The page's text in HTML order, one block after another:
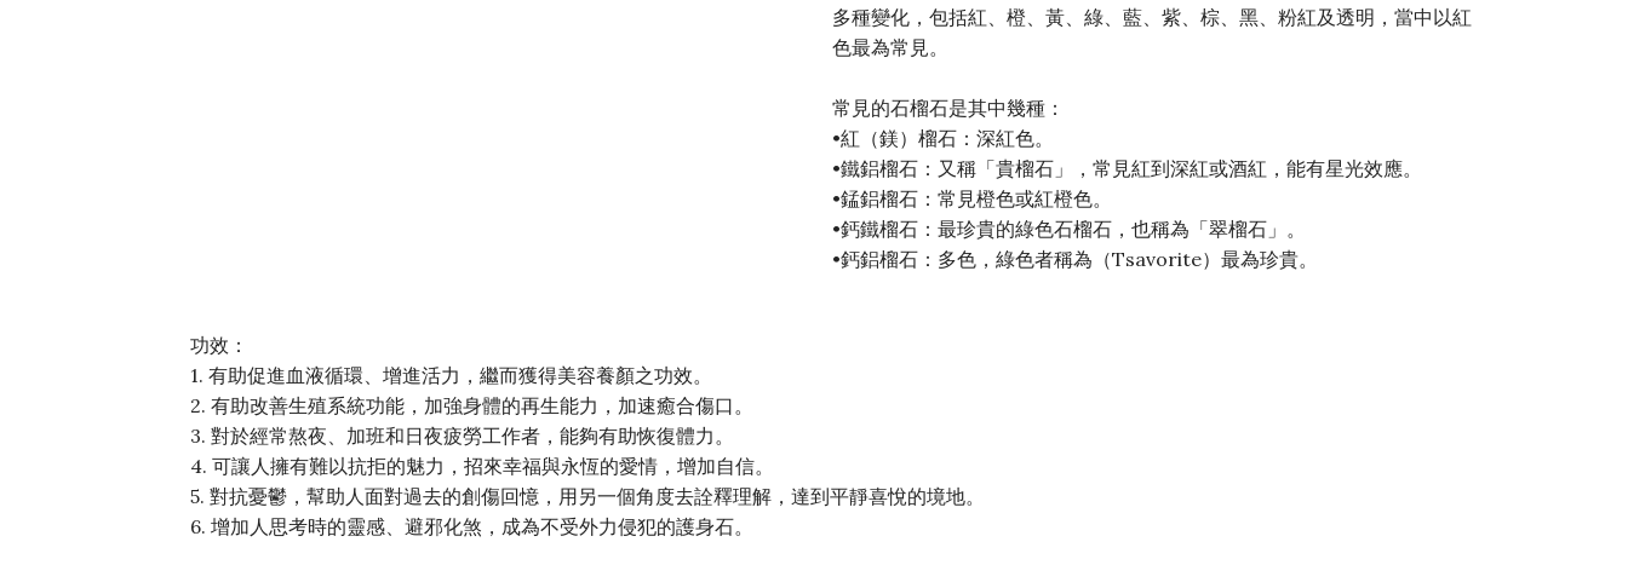
多種變化，包括紅、橙、黃、綠、藍、紫、棕、黑、粉紅及透明，當中以紅
色最為常見。
常見的石榴石是其中幾種：
•紅（鎂）榴石：深紅色。
•鐵鋁榴石：又稱「貴榴石」，常見紅到深紅或酒紅，能有星光效應。
•錳鋁榴石：常見橙色或紅橙色。
•鈣鐵榴石：最珍貴的綠色石榴石，也稱為「翠榴石」。
•鈣鋁榴石：多色，綠色者稱為（Tsavorite）最為珍貴。
功效：
1. 有助促進血液循環、增進活力，繼而獲得美容養顏之功效。
2. 有助改善生殖系統功能，加強身體的再生能力，加速癒合傷口。
3. 對於經常熬夜、加班和日夜疲勞工作者，能夠有助恢復體力。
4. 可讓人擁有難以抗拒的魅力，招來幸福與永恆的愛情，增加自信。
5. 對抗憂鬱，幫助人面對過去的創傷回憶，用另一個角度去詮釋理解，達到平靜喜悅的境地。
6. 增加人思考時的靈感、避邪化煞，成為不受外力侵犯的護身石。